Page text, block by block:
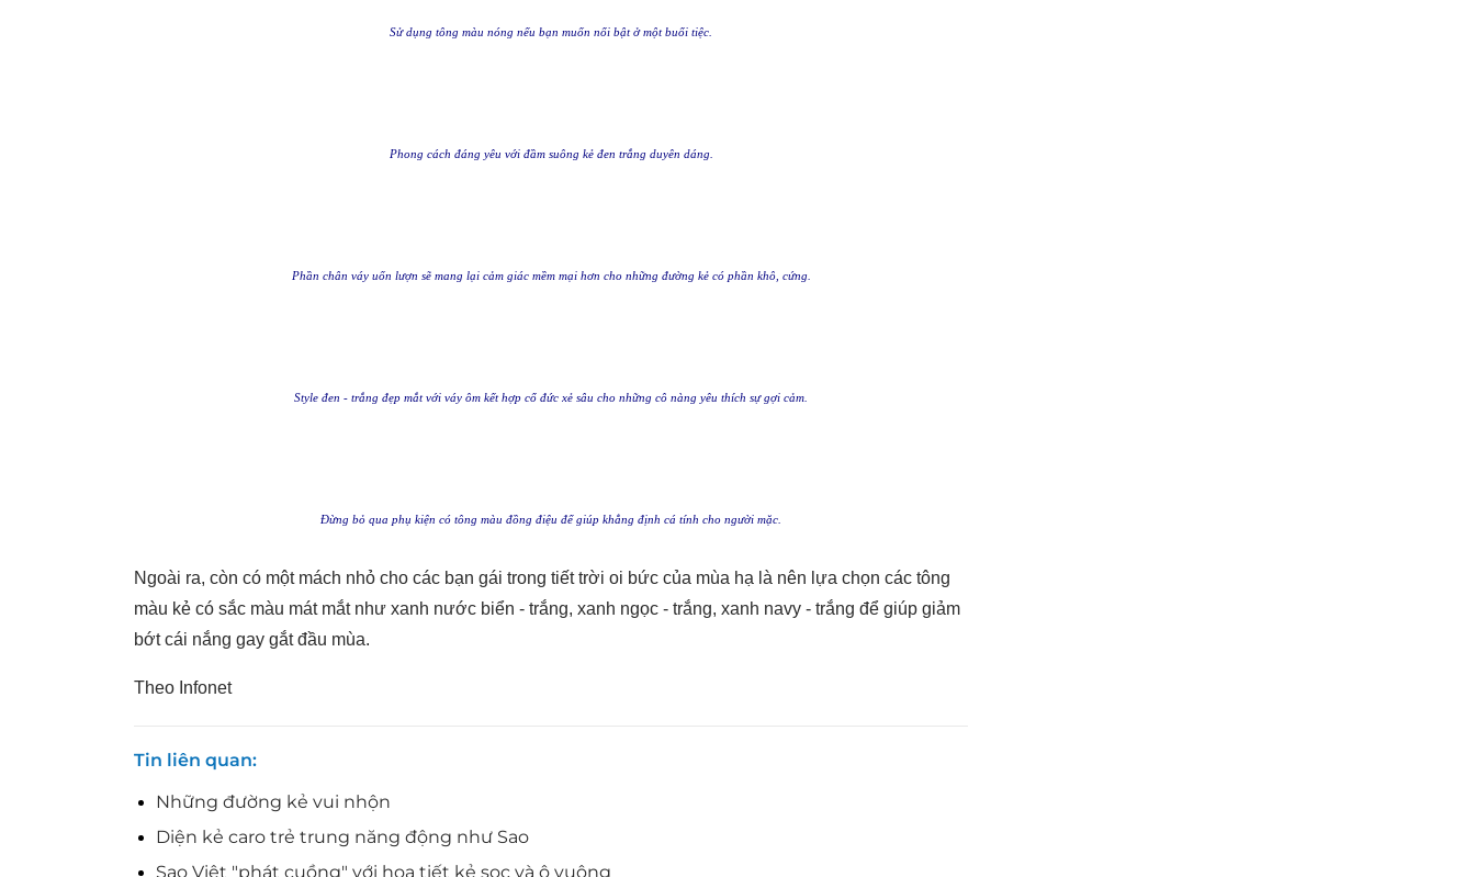
Sử dụng tông màu nóng nếu bạn muốn nổi bật ở một buổi tiệc.
Phong cách đáng yêu với đầm suông kẻ đen trắng duyên dáng.
Phần chân váy uốn lượn sẽ mang lại cảm giác mềm mại hơn cho những đường kẻ có phần khô, cứng.
Style đen - trắng đẹp mắt với váy ôm kết hợp cổ đức xẻ sâu cho những cô nàng yêu thích sự gợi cảm.
Đừng bỏ qua phụ kiện có tông màu đồng điệu để giúp khẳng định cá tính cho người mặc.
Ngoài ra, còn có một mách nhỏ cho các bạn gái trong tiết trời oi bức của mùa hạ là nên lựa chọn các tông
màu kẻ có sắc màu mát mắt như xanh nước biển - trắng, xanh ngọc - trắng, xanh navy - trắng để giúp giảm
bớt cái nắng gay gắt đầu mùa.
Theo Infonet
Tin liên quan
Những đường kẻ vui nhộn
Diện kẻ caro trẻ trung năng động như Sao
Sao Việt "phát cuồng" với họa tiết kẻ sọc và ô vuông